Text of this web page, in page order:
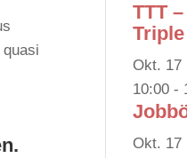
TTT
Okt. 17
10:00 -
Okt. 17